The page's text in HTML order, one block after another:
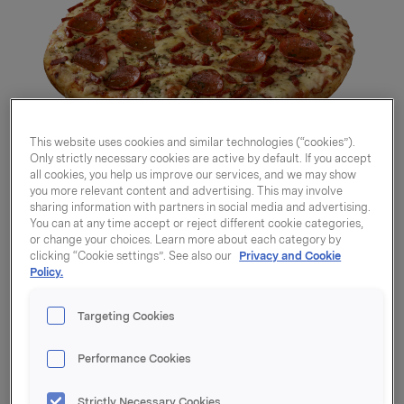
Pizza m/ pepperoni
635g
This website uses cookies and similar technologies (“cookies”).
Only strictly necessary cookies are active by default. If you accept
all cookies, you help us improve our services, and we may show
you more relevant content and advertising. This may involve
sharing information with partners in social media and advertising.
You can at any time accept or reject different cookie categories,
or change your choices. Learn more about each category by
clicking “Cookie settings”. See also our Privacy and Cookie
Policy.
Targeting Cookies
Performance Cookies